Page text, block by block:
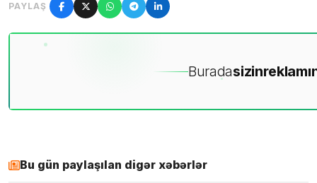
PAYLAŞ
Buradasizin
Bu gün paylaşılan digər xəbərlər